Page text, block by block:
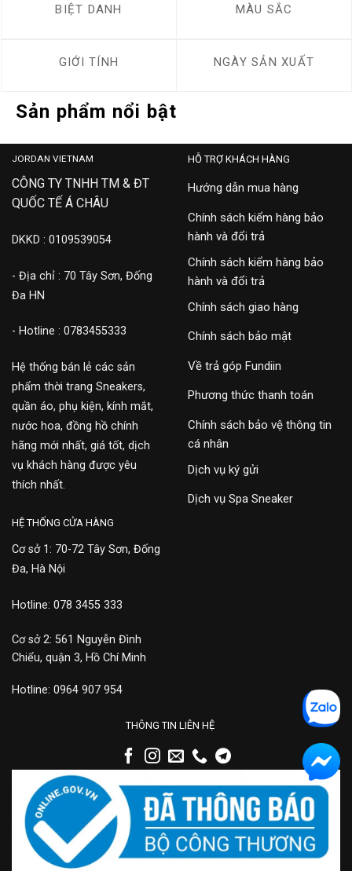
BIỆT DANH MÀU SẮC
GIỚI TÍNH NGÀY SẢN XUẤT
Sản phẩm nổi bật
JORDAN VIETNAM
CÔNG TY TNHH TM & ĐT
QUỐC TẾ Á CHÂU
DKKD : 0109539054
- Địa chỉ : 70 Tây Sơn, Đống
Đa HN
- Hotline : 0783455333
Hệ thống bán lẻ các sản
phẩm thời trang Sneakers,
quần áo, phụ kiện, kính mắt,
nước hoa, đồng hồ chính
hãng mới nhất, giá tốt, dịch
vụ khách hàng được yêu
thích nhất.
HỖ TRỢ KHÁCH HÀNG
Hướng dẫn mua hàng
Chính sách kiểm hàng bảo
hành và đổi trả
Chính sách kiểm hàng bảo
hành và đổi trả
Chính sách giao hàng
Chính sách bảo mật
Về trả góp Fundiin
Phương thức thanh toán
Chính sách bảo vệ thông tin
cá nhân
Dịch vụ ký gửi
Dịch vụ Spa Sneaker
HỆ THỐNG CỬA HÀNG
Cơ sở 1: 70-72 Tây Sơn, Đống
Đa, Hà Nội
Hotline: 078 3455 333
Cơ sở 2: 561 Nguyễn Đình
Chiểu, quận 3, Hồ Chí Minh
Hotline: 0964 907 954
THÔNG TIN LIÊN HỆ